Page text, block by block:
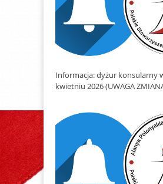
Informacja: dyżur konsularny
kwietniu 2026 (UWAGA